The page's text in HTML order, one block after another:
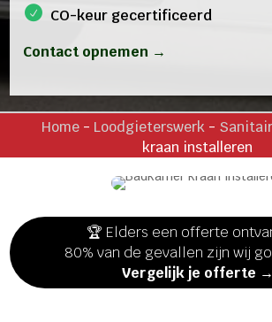
CO-keur gecertificeerd
Contact opnemen →
Home- Loodgieterswerk- Sanitair
kraan installeren
🏆 Elders een offerte
80% van de gevallen zijn wij
Vergelijk je offerte →